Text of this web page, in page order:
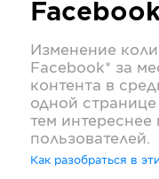
Изменение
Facebook* за
контента в
одной
тем
пользователей.
Как разобраться в